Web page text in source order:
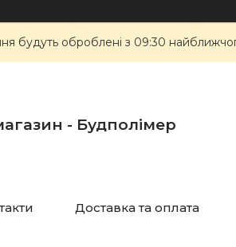
будуть оброблені з 09:30
- Будполімер
Доставка та оплата